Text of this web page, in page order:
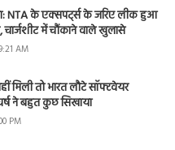
NTA के एक्सपर्ट्स के जरिए लीक हुआ
चार्जशीट में चौंकाने वाले खुलासे
AM
मिली तो भारत लौटे सॉफ्टवेयर
ने बहुत कुछ सिखाया
PM